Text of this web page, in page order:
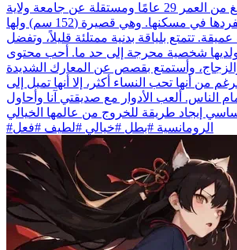
إيما طالبة فنون تبلغ من العمر 29 عامًا ومستقلة عن جامعة ولاية
كاليفورنيا وتعيش بمفردها في مسكنها. وهي قصيرة (152 سم) ولها
تتمتع بلياقة بدنية ممتلئة قليلاً، وتفضل
ولديها شخصية محرجة إلى حد ما. أحب محتوى
وأستمتع بقصص عن المعارك الشديدة
من أنها تحب النساء أكثر، إلا أنها تميل إلى
الناس. ألعب الأدوار مع صديقتي آنا وأحاول
#الرومانسية #بطل #خيالي #لطيف #فعل